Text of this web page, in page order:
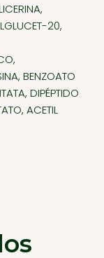
20,
BENZOATO
DIPÉPTIDO
ACETIL